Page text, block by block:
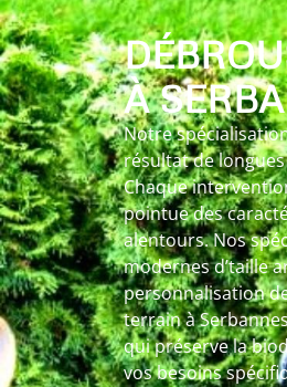
À
Notre
résultat de longues
Chaque
pointue des
alentours. Nos
modernes d’taille
personnalisation
terrain à
qui préserve la
vos besoins